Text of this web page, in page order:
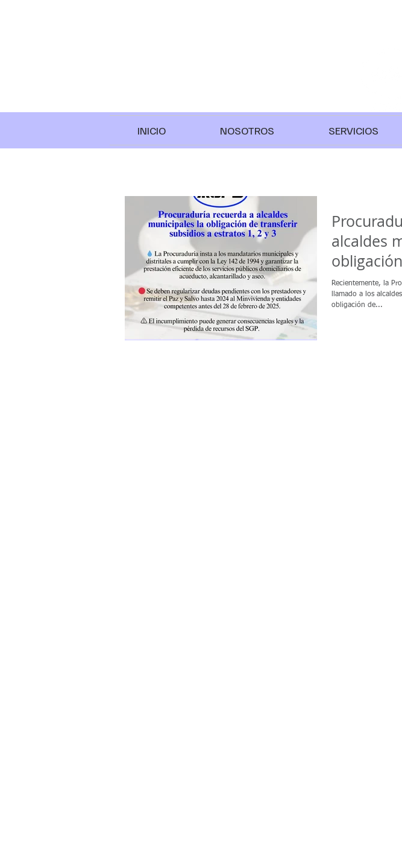
alcaldes
subsidios
Recientemente, la
llamado a los
obligación de...
INICIO NOSOTROS SERVICIOS